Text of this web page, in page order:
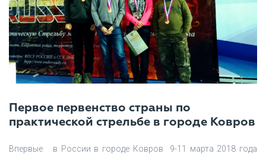
Первое первенство страны по
практической стрельбе в городе Ковров
Впервые в России в городе Ковров 9-11 марта 2018 года